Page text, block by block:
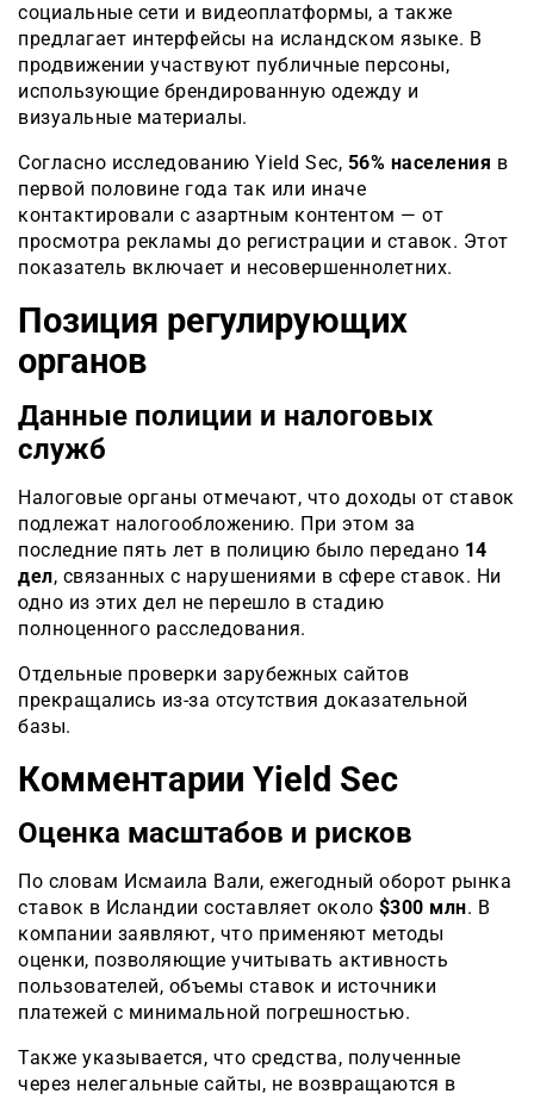
социальные сети и видеоплатформы, а также
предлагает интерфейсы на исландском языке. В
продвижении участвуют публичные персоны,
использующие брендированную одежду и
визуальные материалы.
Согласно исследованию Yield Sec, 56% населения в
первой половине года так или иначе
контактировали с азартным контентом — от
просмотра рекламы до регистрации и ставок. Этот
показатель включает и несовершеннолетних.
Позиция регулирующих
органов
Данные полиции и налоговых
служб
Налоговые органы отмечают, что доходы от ставок
подлежат налогообложению. При этом за
последние пять лет в полицию было передано 14
дел, связанных с нарушениями в сфере ставок. Ни
одно из этих дел не перешло в стадию
полноценного расследования.
Отдельные проверки зарубежных сайтов
прекращались из-за отсутствия доказательной
базы.
Комментарии Yield Sec
Оценка масштабов и рисков
По словам Исмаила Вали, ежегодный оборот рынка
ставок в Исландии составляет около $300 млн. В
компании заявляют, что применяют методы
оценки, позволяющие учитывать активность
пользователей, объемы ставок и источники
платежей с минимальной погрешностью.
Также указывается, что средства, полученные
через нелегальные сайты, не возвращаются в